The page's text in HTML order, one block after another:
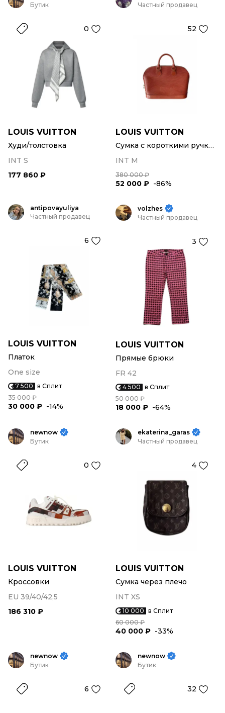
Бутик
0
LOUIS VUITTON
Худи/толстовка
INT S
177 860 ₽
Частный продавец
52
LOUIS VUITTON
Сумка с короткими ручками
INT M
380 000 ₽
52 000 ₽ -86%
antipovayuliya
Частный продавец
6
LOUIS VUITTON
Платок
One size
7 500 в Сплит
35 000 ₽
30 000 ₽ -14%
volzhes
Частный продавец
3
LOUIS VUITTON
Прямые брюки
FR 42
4 500 в Сплит
50 000 ₽
18 000 ₽ -64%
newnow
Бутик
0
LOUIS VUITTON
Кроссовки
EU 39/40/42,5
186 310 ₽
ekaterina_garas
Частный продавец
4
LOUIS VUITTON
Сумка через плечо
INT XS
10 000 в Сплит
60 000 ₽
40 000 ₽ -33%
newnow
Бутик
6
newnow
Бутик
32